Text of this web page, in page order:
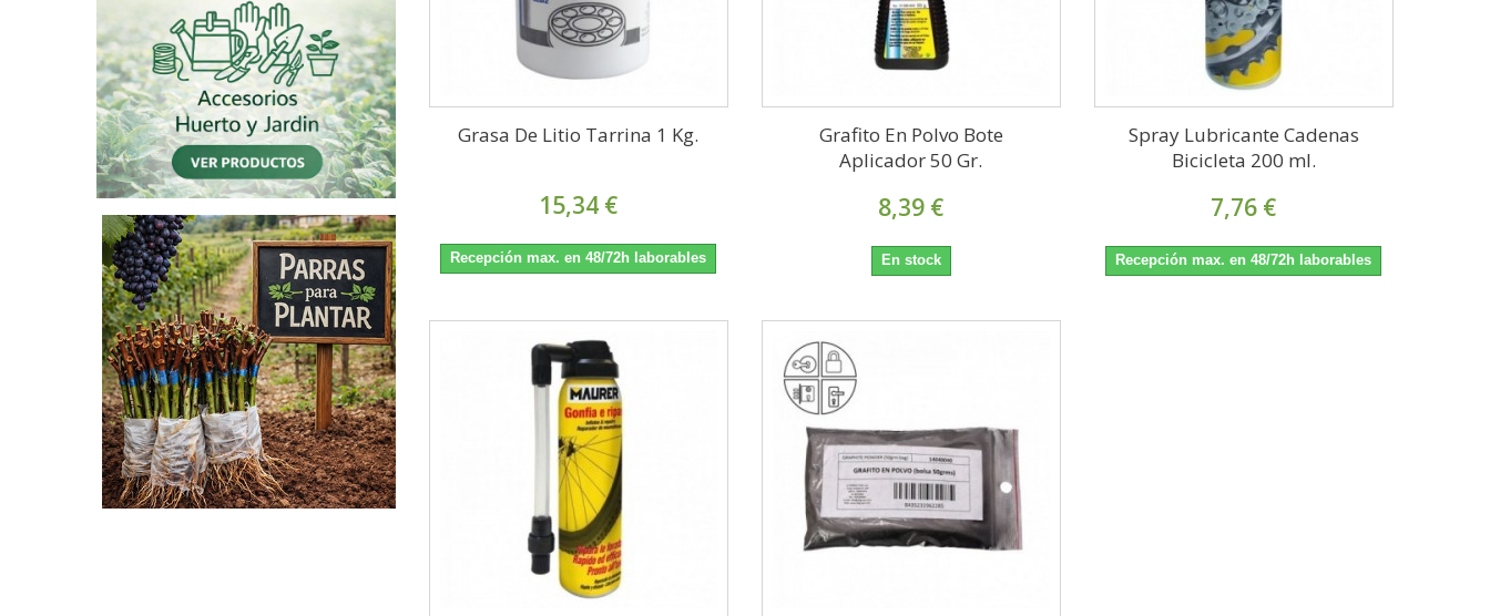
Grasa De Litio Tarrina 1 Kg.
15,34 €
Recepción max. en 48/72h laborables
Grafito En Polvo Bote
Aplicador 50 Gr.
8,39 €
En stock
Spray Lubricante Cadenas
Bicicleta 200 ml.
7,76 €
Recepción max. en 48/72h laborables